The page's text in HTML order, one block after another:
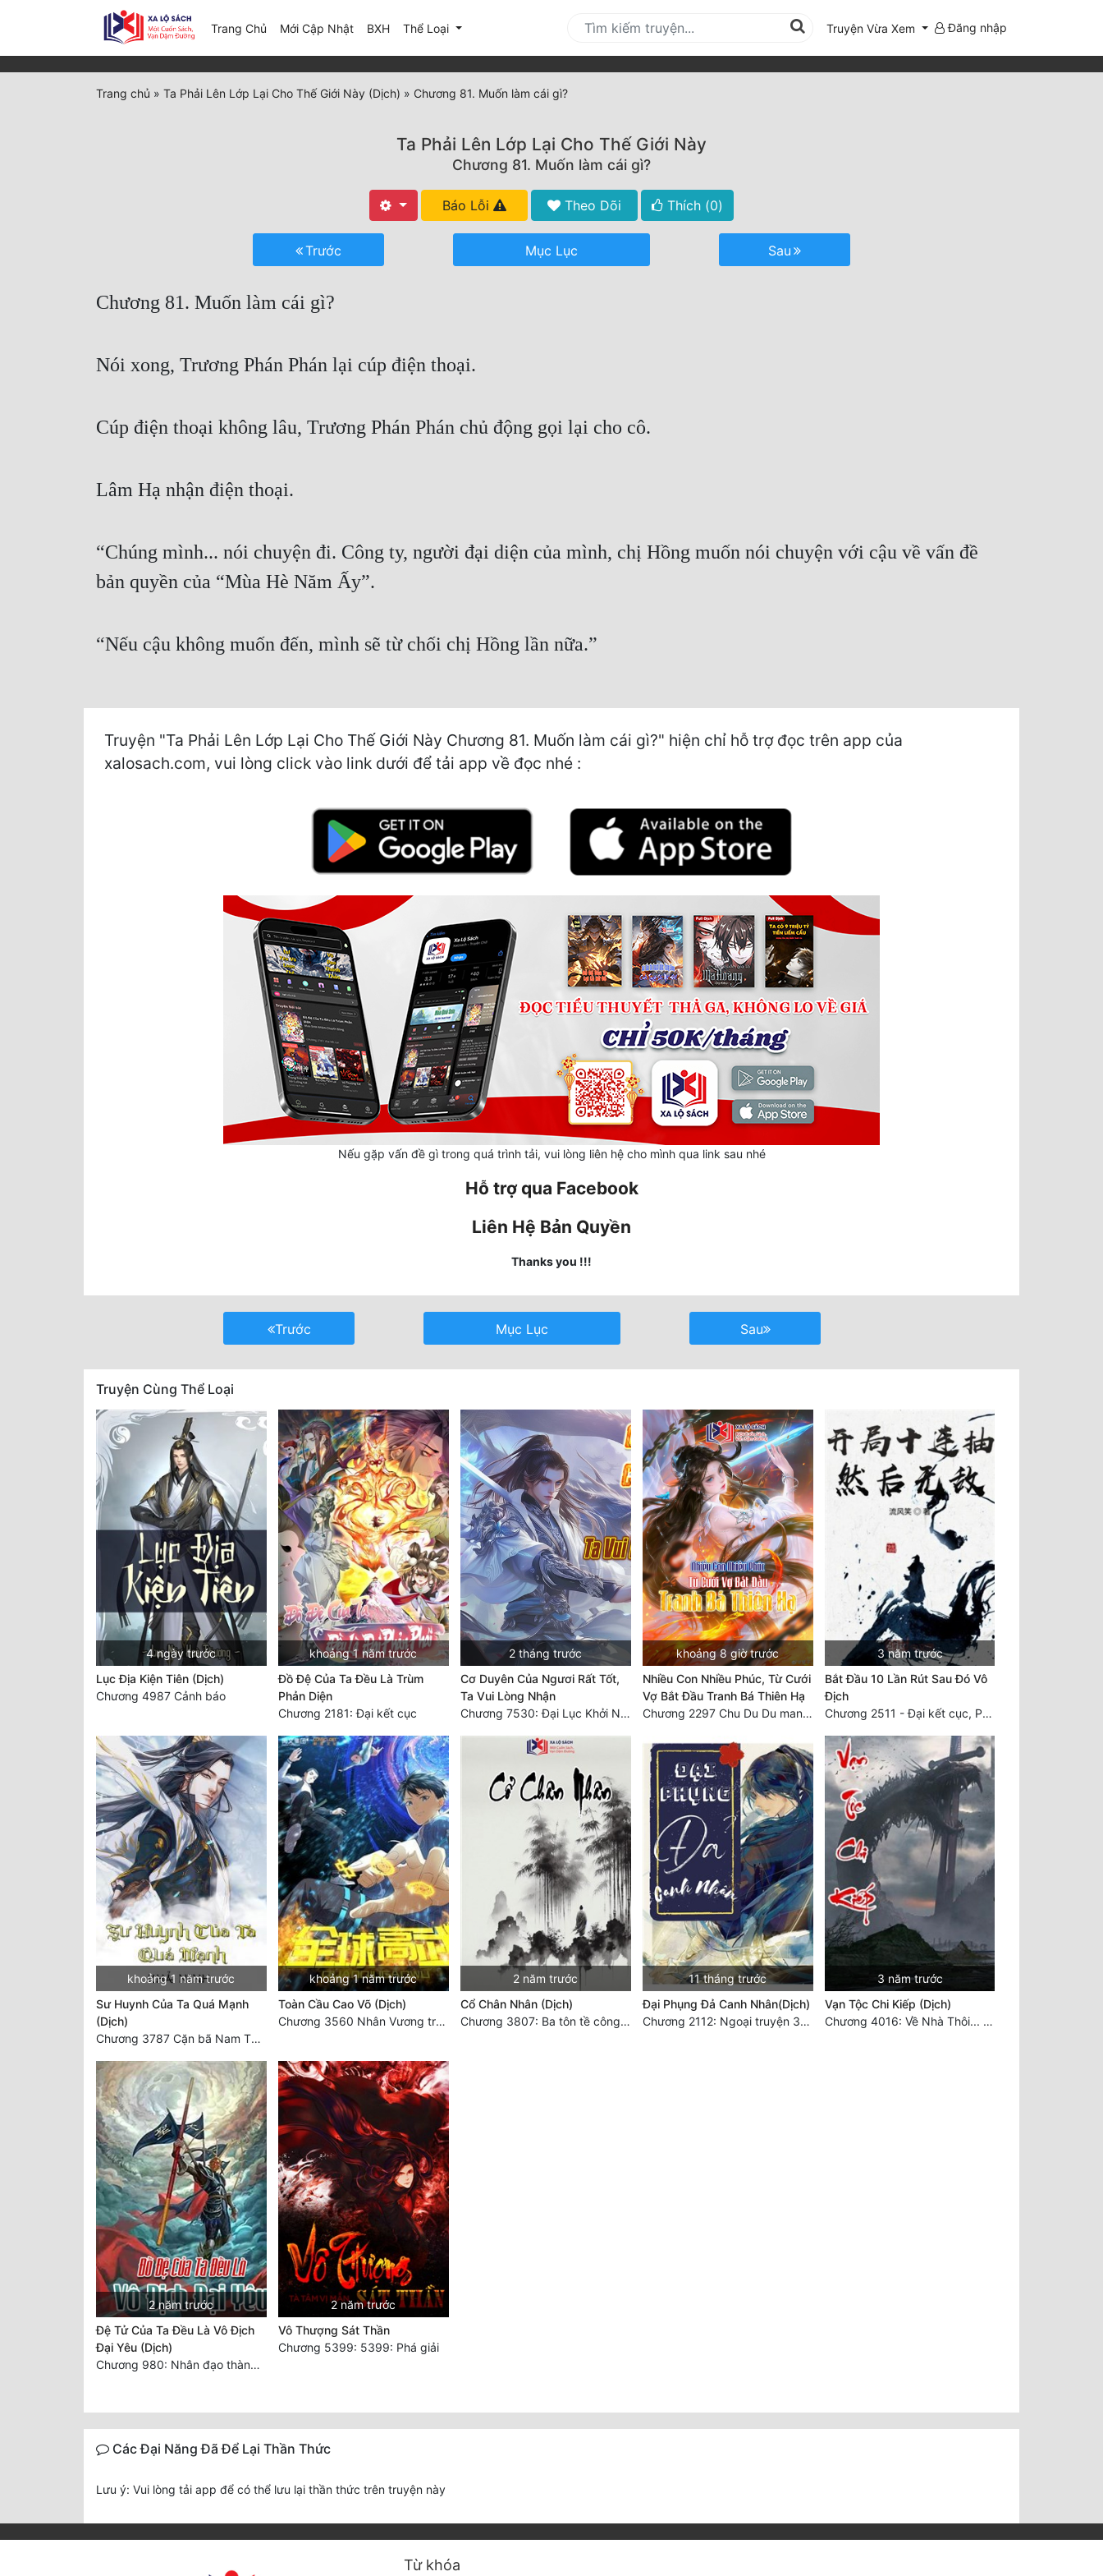
Trang Chủ Mới Cập Nhật(current)
BXH Thể Loại Truyện Vừa Xem Đăng nhập
Trang chủ » Ta Phải Lên Lớp Lại Cho Thế Giới Này (Dịch) » Chương 81. Muốn làm cái gì?
Ta Phải Lên Lớp Lại Cho Thế Giới Này
Chương 81. Muốn làm cái gì?
Báo Lỗi Theo Dõi Thích (0)
Trước Mục Lục Sau
Chương 81. Muốn làm cái gì?
Nói xong, Trương Phán Phán lại cúp điện thoại.
Cúp điện thoại không lâu, Trương Phán Phán chủ động gọi lại cho cô.
Lâm Hạ nhận điện thoại.
“Chúng mình... nói chuyện đi. Công ty, người đại diện của mình, chị Hồng muốn nói chuyện với cậu về vấn đề
bản quyền của “Mùa Hè Năm Ấy”.
“Nếu cậu không muốn đến, mình sẽ từ chối chị Hồng lần nữa.”
Truyện "Ta Phải Lên Lớp Lại Cho Thế Giới Này Chương 81. Muốn làm cái gì?" hiện chỉ hỗ trợ đọc trên app của
xalosach.com, vui lòng click vào link dưới để tải app về đọc nhé :
Nếu gặp vấn đề gì trong quá trình tải, vui lòng liên hệ cho mình qua link sau nhé
Hỗ trợ qua Facebook
Liên Hệ Bản Quyền
Thanks you !!!
Trước Mục Lục Sau
Truyện Cùng Thể Loại
4 ngày trước
Lục Địa Kiện Tiên (Dịch)
Chương 4987 Cảnh báo
khoảng 1 năm trước
Đồ Đệ Của Ta Đều Là Trùm
Phản Diện
Chương 2181: Đại kết cục
2 tháng trước
Cơ Duyên Của Ngươi Rất Tốt,
Ta Vui Lòng Nhận
Chương 7530: Đại Lục Khởi Nguyên – Kiến Thành 71
khoảng 8 giờ trước
Nhiều Con Nhiều Phúc, Từ Cưới
Vợ Bắt Đầu Tranh Bá Thiên Hạ
Chương 2297 Chu Du Du mang thai
3 năm trước
Bắt Đầu 10 Lần Rút Sau Đó Vô
Địch
Chương 2511 - Đại kết cục, Phiên ngoại thiên: Chư thiên quy nhất giới, vĩnh hằng thế giới. Hết!
khoảng 1 năm trước
Sư Huynh Của Ta Quá Mạnh
(Dịch)
Chương 3787 Cặn bã Nam Thiên Đạo
khoảng 1 năm trước
Toàn Cầu Cao Võ (Dịch)
Chương 3560 Nhân Vương trở về - END
2 năm trước
Cổ Chân Nhân (Dịch)
Chương 3807: Ba tôn tề công Thiên Đình (2)
11 tháng trước
Đại Phụng Đả Canh Nhân(Dịch)
Chương 2112: Ngoại truyện 3 - Tiệc mừng công
3 năm trước
Vạn Tộc Chi Kiếp (Dịch)
Chương 4016: Về Nhà Thôi... (Đại Kết Cục)
2 năm trước
Đệ Tử Của Ta Đều Là Vô Địch
Đại Yêu (Dịch)
Chương 980: Nhân đạo thành Thánh (4). HẾT.
2 năm trước
Vô Thượng Sát Thần
Chương 5399: 5399: Phá giải
Các Đại Năng Đã Để Lại Thần Thức
Lưu ý: Vui lòng tải app để có thể lưu lại thần thức trên truyện này
Từ khóa